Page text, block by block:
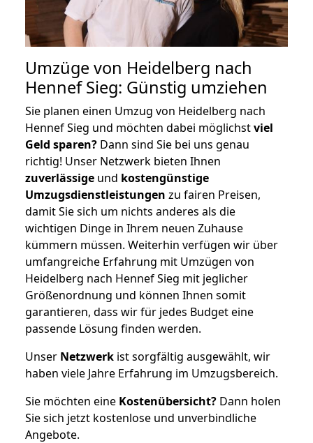
Umzüge von Heidelberg nach
Hennef Sieg: Günstig umziehen
Sie planen einen Umzug von Heidelberg nach
Hennef Sieg und möchten dabei möglichstviel
Geld sparen? Dann sind Sie bei uns genau
richtig! Unser Netzwerk bieten Ihnen
zuverlässige und kostengünstige
Umzugsdienstleistungen zu fairen Preisen,
damit Sie sich um nichts anderes als die
wichtigen Dinge in Ihrem neuen Zuhause
kümmern müssen. Weiterhin verfügen wir über
umfangreiche Erfahrung mit Umzügen von
Heidelberg nach Hennef Sieg mit jeglicher
Größenordnung und können Ihnen somit
garantieren, dass wir für jedes Budget eine
passende Lösung finden werden.
Unser Netzwerk ist sorgfältig ausgewählt, wir
haben viele Jahre Erfahrung im Umzugsbereich.
Sie möchten eine Kostenübersicht? Dann holen
Sie sich jetzt kostenlose und unverbindliche
Angebote.